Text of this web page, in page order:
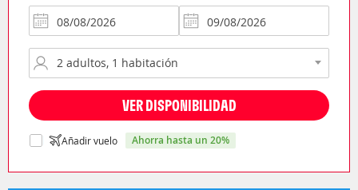
VER DISPONIBILIDAD
Añadir vuelo ahorra hasta un 20%